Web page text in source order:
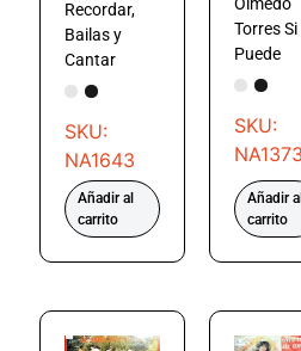
Recordar,
Bailas y
Cantar
SKU:
NA1643
Añadir al
carrito
Torres Si
Puede
SKU:
Añadir
carrito